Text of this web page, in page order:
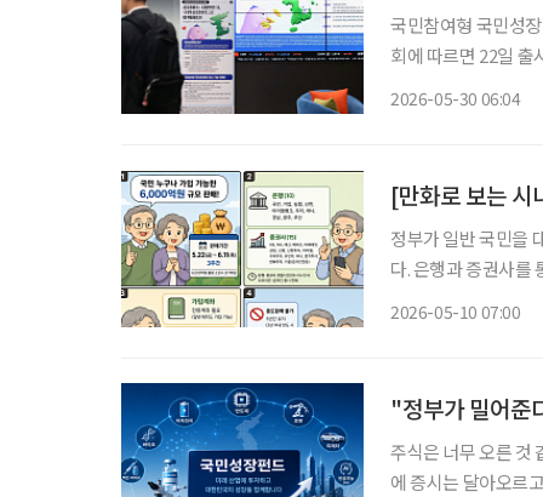
국민참여형 국민성장펀
회에 따르면 22일 출
2026-05-30 06:04
[만화로 보는 시
정부가 일반 국민을
다. 은행과 증권사를
2026-05-10 07:00
"정부가 밀어준
주식은 너무 오른 것
에 증시는 달아오르고